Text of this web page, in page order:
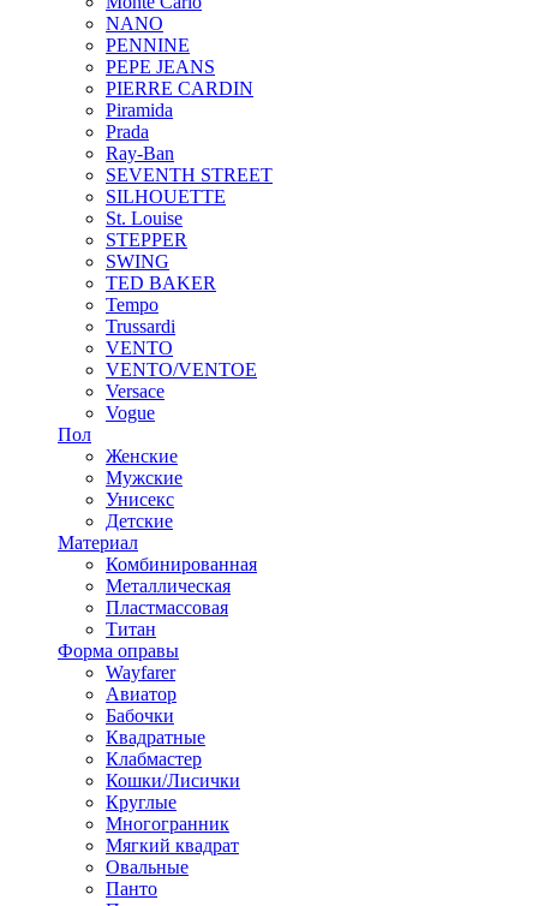
NANO
PENNINE
PEPE JEANS
PIERRE CARDIN
Piramida
Prada
Ray-Ban
SEVENTH STREET
SILHOUETTE
St. Louise
STEPPER
SWING
TED BAKER
Tempo
Trussardi
VENTO
VENTO/VENTOE
Versace
Vogue
Пол
Женские
Мужские
Унисекс
Детские
Материал
Комбинированная
Металлическая
Пластмассовая
Титан
Форма оправы
Wayfarer
Авиатор
Бабочки
Квадратные
Клабмастер
Кошки/Лисички
Круглые
Многогранник
Мягкий квадрат
Овальные
Панто